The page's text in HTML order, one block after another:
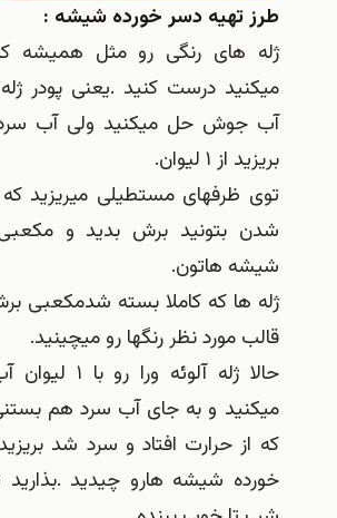
دسر خورده شیشه :
رنگی رو مثل همیشه که ژله درست
درست کنید .یعنی پودر ژله با یک لیوان
حل میکنید ولی آب سردتون رو کمتر
مستطیلی میریزید که بعد از بسته
برش بدید و مکعبی شن خورده
که کاملا بسته شدمکعبی برش میدید.توی
نظر رنگها رو میچینید.
حالا ژله آلوئه ورا رو با ۱ لیوان آب جوش حل
و به جای آب سرد هم بستنی بریزید مایع
افتاد و سرد شد بریزید تو قالبی که
شیشه هارو چیدید .بذارید تو یخچال یه